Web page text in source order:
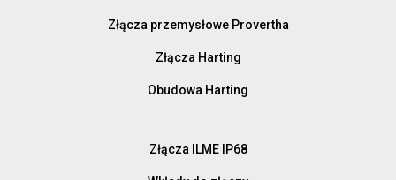
Złącza przemysłowe Provertha
Złącza Harting
Obudowa Harting
Złącza ILME IP68